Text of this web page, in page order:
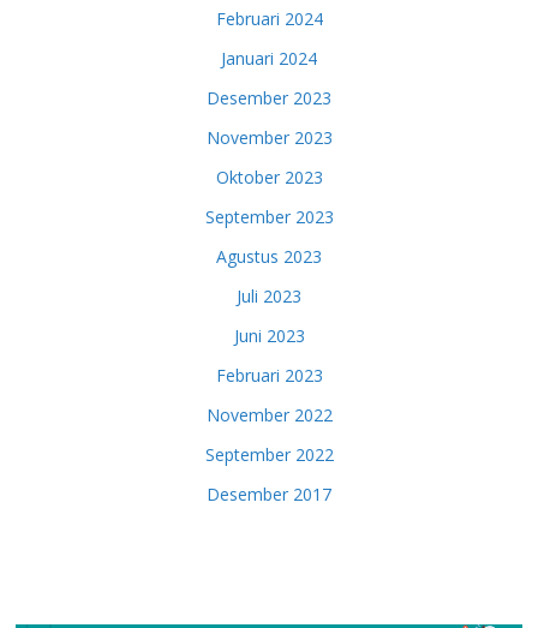
Februari 2024
Januari 2024
Desember 2023
November 2023
Oktober 2023
September 2023
Agustus 2023
Juli 2023
Juni 2023
Februari 2023
November 2022
September 2022
Desember 2017